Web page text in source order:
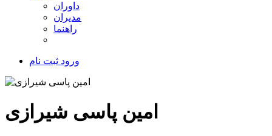
داوران
مدیران
راهنما
ورود ثبت نام
امین پاسی شیرازی